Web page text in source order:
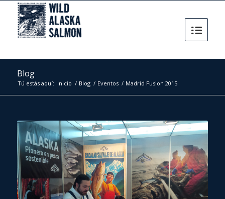
Blog
Tú estás aquí: Inicio / Blog / Eventos / Madrid Fusion 2015